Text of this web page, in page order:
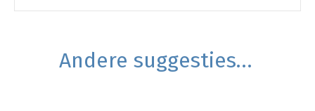
Andere suggesties…